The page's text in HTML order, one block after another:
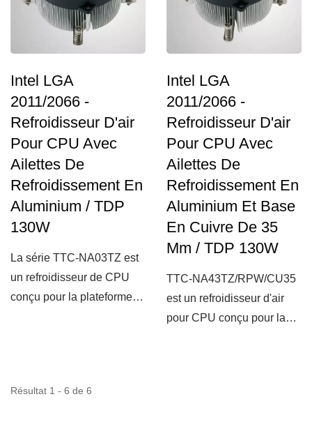
Intel LGA
2011/2066 -
Refroidisseur D'air
Pour CPU Avec
Ailettes De
Refroidissement En
Aluminium / TDP
130W
La série TTC-NA03TZ est
un refroidisseur de CPU
conçu pour la plateforme
Intel LGA
2011/2066 -
Refroidisseur D'air
Pour CPU Avec
Ailettes De
Refroidissement En
Aluminium Et Base
En Cuivre De 35
Mm / TDP 130W
TTC-NA43TZ/RPW/CU35
est un refroidisseur d'air
pour CPU conçu pour la
Résultat 1 - 6 de 6